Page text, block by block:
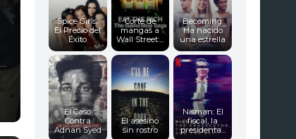
Spice Girls:
El Precio del
Éxito
Corte de
mangas a
Wall Street:...
Becoming:
Ha nacido
una estrella
El Caso
Contra
Adnan Syed
El asesino
sin rostro
Nisman: El
fiscal, la
presidenta...